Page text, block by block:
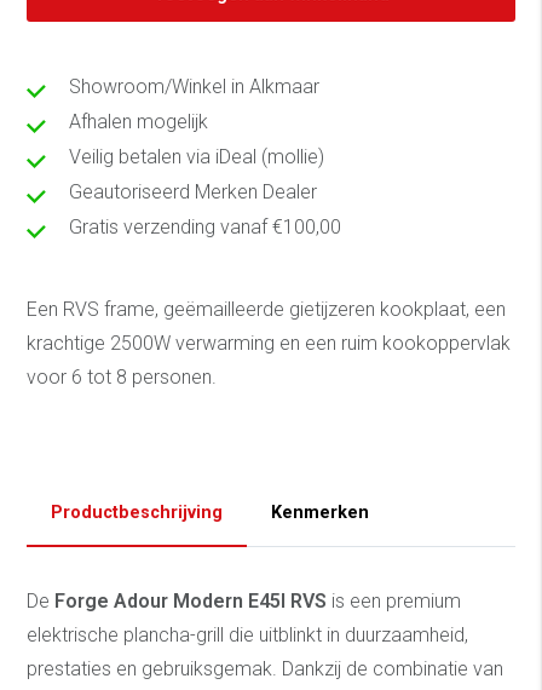
Showroom/Winkel in Alkmaar
Afhalen mogelijk
Veilig betalen via iDeal (mollie)
Geautoriseerd Merken Dealer
Gratis verzending vanaf €100,00
Een RVS frame, geëmailleerde gietijzeren kookplaat, een
krachtige 2500W verwarming en een ruim kookoppervlak
voor 6 tot 8 personen.
Productbeschrijving Kenmerken
De Forge Adour Modern E45I RVS is een premium
elektrische plancha-grill die uitblinkt in duurzaamheid,
prestaties en gebruiksgemak. Dankzij de combinatie van